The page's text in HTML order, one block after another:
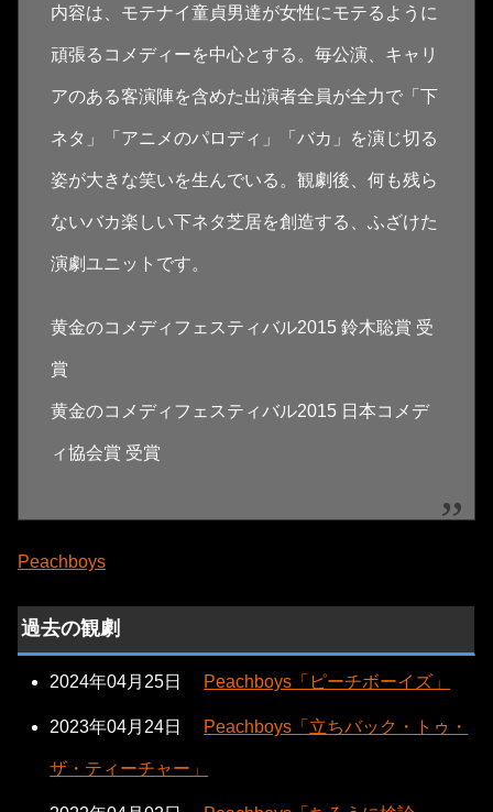
内容は、モテナイ童貞男達が女性にモテるように
頑張るコメディーを中心とする。毎公演、キャリ
アのある客演陣を含めた出演者全員が全力で「下
ネタ」「アニメのパロディ」「バカ」を演じ切る
姿が大きな笑いを生んでいる。観劇後、何も残ら
ないバカ楽しい下ネタ芝居を創造する、ふざけた
演劇ユニットです。
黄金のコメディフェスティバル2015 鈴木聡賞 受
賞
黄金のコメディフェスティバル2015 日本コメデ
ィ協会賞 受賞
Peachboys
過去の観劇
2024年04月25日 Peachboys「ピーチボーイズ」
2023年04月24日 Peachboys「立ちバック・トゥ・
ザ・ティーチャー」